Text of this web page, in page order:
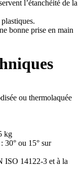
l’étanchéité de la
bonne prise en main
ou thermolaquée
kg
: 30° ou 15° sur
ISO 14122-3 et à la